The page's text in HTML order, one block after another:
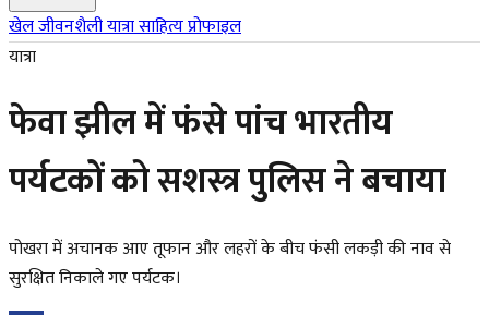
खेलजीवनशैलीयात्रासाहित्यप्रोफाइल
यात्रा
फेवा झील में फंसे पांच भारतीय
पर्यटकों को सशस्त्र पुलिस ने बचाया
पोखरा में अचानक आए तूफान और लहरों के बीच फंसी लकड़ी की नाव से
सुरक्षित निकाले गए पर्यटक।